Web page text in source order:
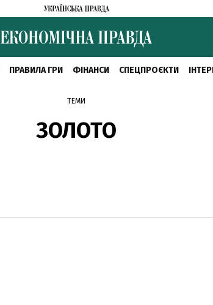
ПРАВИЛА ГРИ ФІНАНСИ СПЕЦПРОЄКТИ
ТЕМИ
ЗОЛОТО